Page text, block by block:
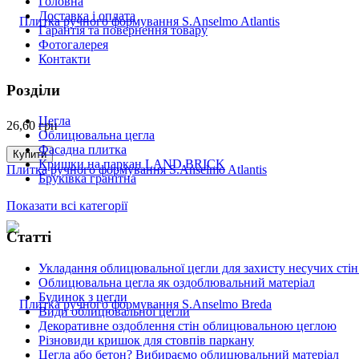
26,60 грн
Купити
Плитка ручного формування S.Anselmo Atlantis
Доставка і оплата
Гарантія та повернення товару
Фотогалерея
Контакти
Розділи
Цегла
Облицювальна цегла
Фасадна плитка
Кришки на паркан LAND BRICK
Бруківка гранітна
Показати всі категорії
Статті
Укладання облицювальної цегли для захисту несучих
Облицювальна цегла як оздоблювальний матеріал
Будинок з цегли
Види облицювальної цегли
Декоративне оздоблення стін облицювальною цеглою
Різновиди кришок для стовпів паркану
Цегла або бетон? Вибираємо облицювальний матеріал